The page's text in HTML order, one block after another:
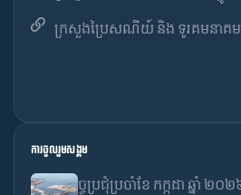
ក្រសួងប្រៃសណីយ៍ និង ទូរគមនាគ
ការចូលរួមសង្គម
ច្ចប្រជុំប្រចាំខែ កក្កដា ឆ្នាំ ២០